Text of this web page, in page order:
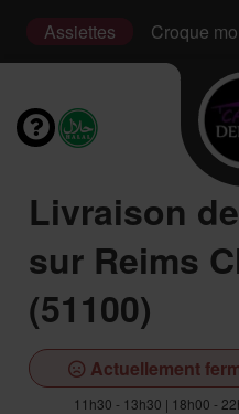
Assiettes Croque
Livraison
sur Reims
(51100)
Actuellement
11h30 - 13h30 | 18h00 -